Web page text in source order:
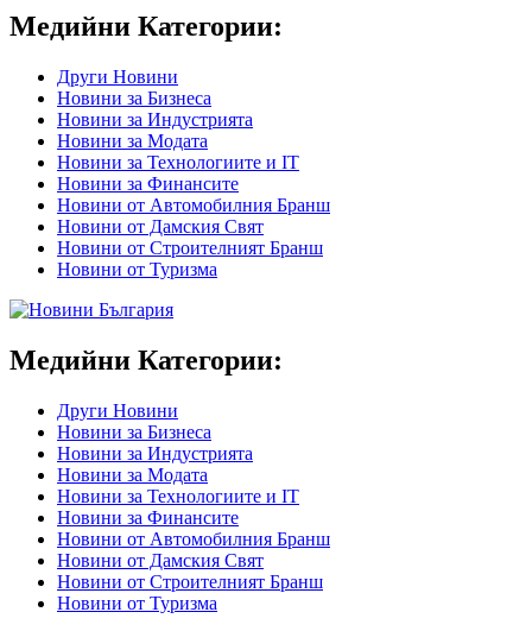
Медийни Категории:
Други Новини
Новини за Бизнеса
Новини за Индустрията
Новини за Модата
Новини за Технологиите и IT
Новини за Финансите
Новини от Автомобилния Бранш
Новини от Дамския Свят
Новини от Строителният Бранш
Новини от Туризма
Медийни Категории:
Други Новини
Новини за Бизнеса
Новини за Индустрията
Новини за Модата
Новини за Технологиите и IT
Новини за Финансите
Новини от Автомобилния Бранш
Новини от Дамския Свят
Новини от Строителният Бранш
Новини от Туризма